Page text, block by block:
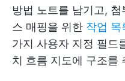
방법 노트를 남기고,
스 매핑을 위한 작업 목
가지 사용자 지정 필드
치 흐름 지도에 구조를